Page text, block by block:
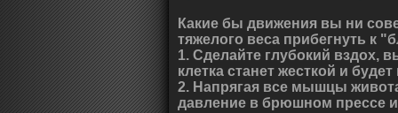
Какие бы движения вы ни
тяжелого веса прибегнуть к
1. Сделайте глубокий вздох,
клетка станет жесткой и
2. Напрягая все мышцы
давление в брюшном прессе